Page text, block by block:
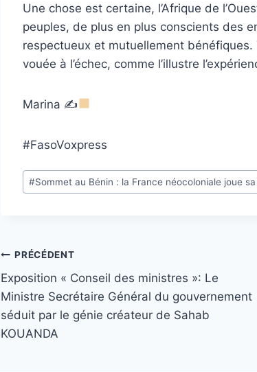
Une chose est certaine, l’Afrique de
peuples, de plus en plus conscients des
respectueux et mutuellement
vouée à l’échec, comme l’illustre
Marina ✍
#FasoVoxpress
Étiquettes
de
#Sommet au Bénin : la France néocoloniale joue
Navigation
de
l’article
PRÉCÉDENT
Exposition « Conseil des ministres »: Le
Ministre Secrétaire Général du gouvernement
séduit par le génie créateur de Sahab
KOUANDA